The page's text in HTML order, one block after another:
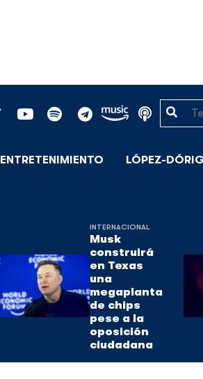
ENTRETENIMIENTO LÓPEZ-
INTERNACIONAL
Musk
construirá
en Texas
una
megaplanta
de chips
pese a la
oposición
ciudadana